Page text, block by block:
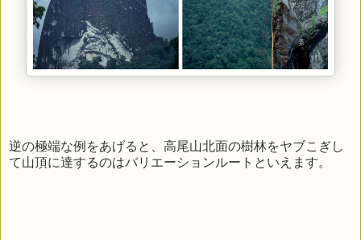
逆の極端な例をあげると、高尾山北面の樹林をヤブこぎし
て山頂に達するのはバリエーションルートといえます。